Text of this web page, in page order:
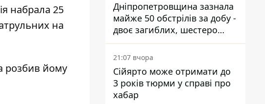
набрала 25
на
розбив йому
Дніпропетровщина зазнала
майже 50 обстрілів за добу -
двоє загиблих, шестеро
постраждалих
21:07 вчора
Сійярто може отримати до
3 років тюрми у справі про
хабар